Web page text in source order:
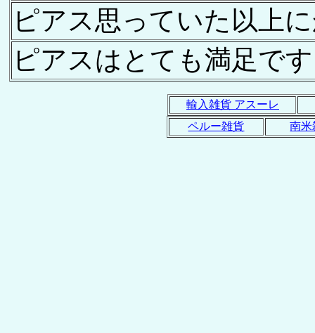
ピアス思っていた以上
ピアスはとても満足で
輸入雑貨 アスーレ
ペルー雑貨
南米